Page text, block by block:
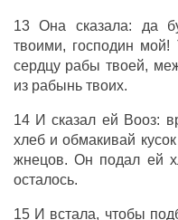
13 Она сказала: да
твоими, господин
сердцу рабы твоей,
из рабыньтвоих.
14 Исказал ей Вооз:
хлебиобмакивай кусок
жнецов. Он подал ей
осталось.
15 И встала, чтобы